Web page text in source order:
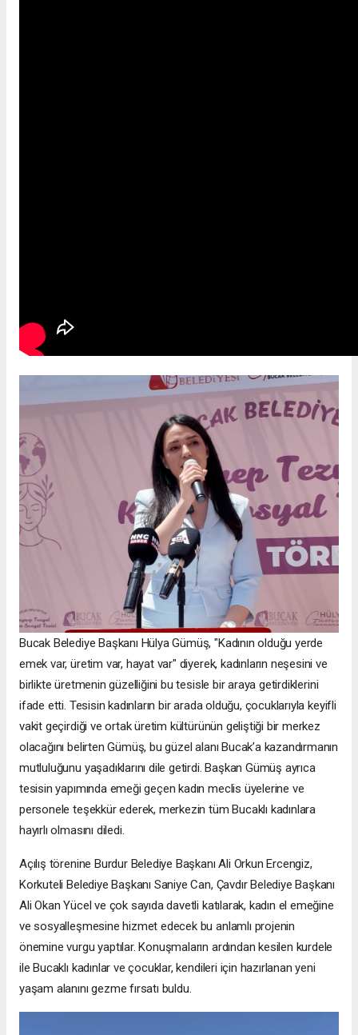
Bucak Belediye Başkanı Hülya Gümüş, "Kadının olduğu yerde
emek var, üretim var, hayat var" diyerek, kadınların neşesini ve
birlikte üretmenin güzelliğini bu tesisle bir araya getirdiklerini
ifade etti. Tesisin kadınların bir arada olduğu, çocuklarıyla keyifli
vakit geçirdiği ve ortak üretim kültürünün geliştiği bir merkez
olacağını belirten Gümüş, bu güzel alanı Bucak’a kazandırmanın
mutluluğunu yaşadıklarını dile getirdi. Başkan Gümüş ayrıca
tesisin yapımında emeği geçen kadın meclis üyelerine ve
personele teşekkür ederek, merkezin tüm Bucaklı kadınlara
hayırlı olmasını diledi.
Açılış törenine Burdur Belediye Başkanı Ali Orkun Ercengiz,
Korkuteli Belediye Başkanı Saniye Can, Çavdır Belediye Başkanı
Ali Okan Yücel ve çok sayıda davetli katılarak, kadın el emeğine
ve sosyalleşmesine hizmet edecek bu anlamlı projenin
önemine vurgu yaptılar. Konuşmaların ardından kesilen kurdele
ile Bucaklı kadınlar ve çocuklar, kendileri için hazırlanan yeni
yaşam alanını gezme fırsatı buldu.